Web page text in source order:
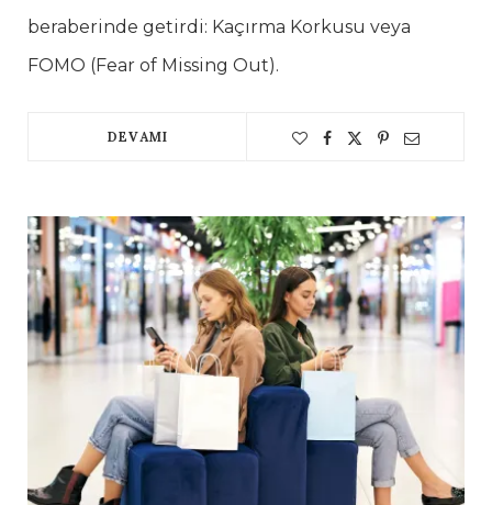
beraberinde getirdi: Kaçırma Korkusu veya
FOMO (Fear of Missing Out).
DEVAMI